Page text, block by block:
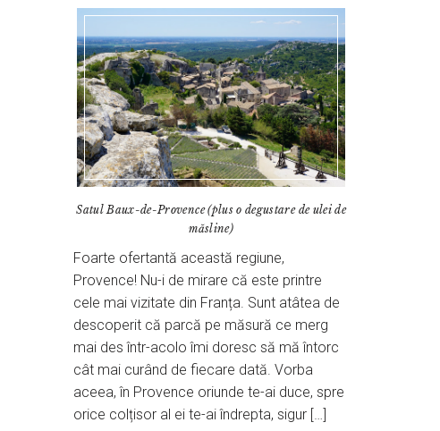
Satul Baux-de-Provence (plus o degustare de ulei de
măsline)
Foarte ofertantă această regiune,
Provence! Nu-i de mirare că este printre
cele mai vizitate din Franța. Sunt atâtea de
descoperit că parcă pe măsură ce merg
mai des într-acolo îmi doresc să mă întorc
cât mai curând de fiecare dată. Vorba
aceea, în Provence oriunde te-ai duce, spre
orice colțisor al ei te-ai îndrepta, sigur […]